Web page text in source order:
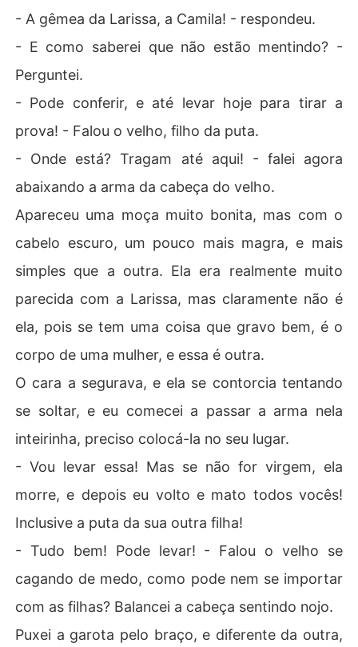
- A gêmea da Larissa, a Camila! - respondeu.
- E como saberei que não estão mentindo? -
Perguntei.
- Pode conferir, e até levar hoje para tirar a
prova! - Falou o velho, filho da puta.
- Onde está? Tragam até aqui! - falei agora
abaixando a arma da cabeça do velho.
Apareceu uma moça muito bonita, mas com o
cabelo escuro, um pouco mais magra, e mais
simples que a outra. Ela era realmente muito
parecida com a Larissa, mas claramente não é
ela, pois se tem uma coisa que gravo bem, é o
corpo de uma mulher, e essa é outra.
O cara a segurava, e ela se contorcia tentando
se soltar, e eu comecei a passar a arma nela
inteirinha, preciso colocá-la no seu lugar.
- Vou levar essa! Mas se não for virgem, ela
morre, e depois eu volto e mato todos vocês!
Inclusive a puta da sua outra filha!
- Tudo bem! Pode levar! - Falou o velho se
cagando de medo, como pode nem se importar
com as filhas? Balancei a cabeça sentindo nojo.
Puxei a garota pelo braço, e diferente da outra,